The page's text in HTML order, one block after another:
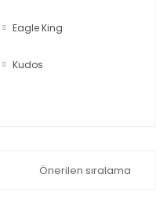
Eagle King
Kudos